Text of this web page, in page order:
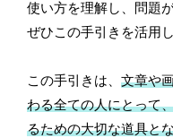
使い方を理解し、問題
ぜひこの手引きを活用
この手引きは、文章や
わる全ての人にとって
るための大切な道具と